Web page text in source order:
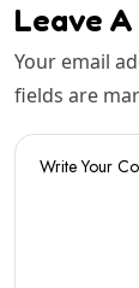
Leave
Your email
fields are